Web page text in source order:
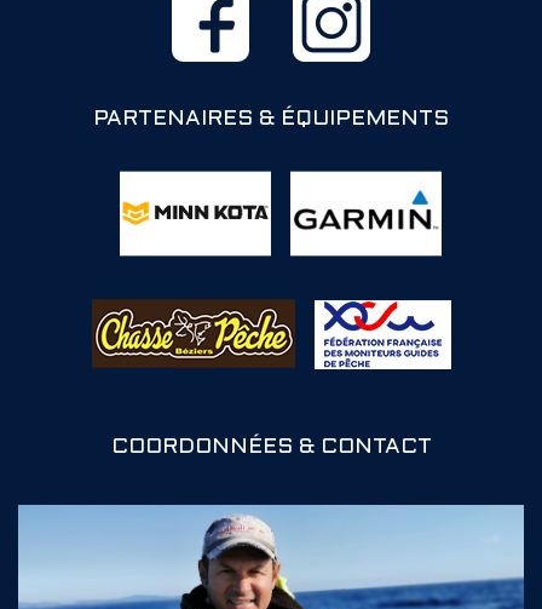
PARTENAIRES & ÉQUIPEMENTS
COORDONNÉES & CONTACT